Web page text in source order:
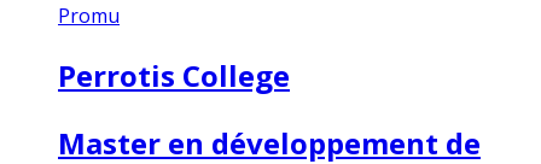
Promu
Perrotis College
Master en développement de